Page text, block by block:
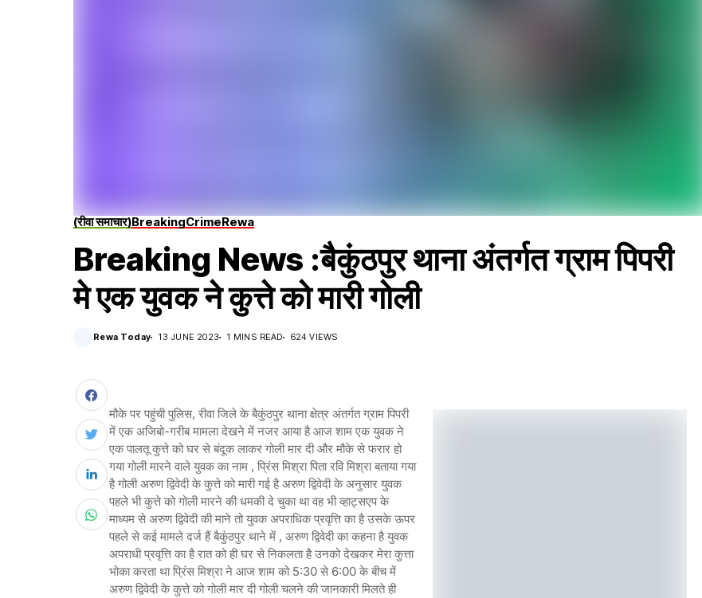
(रीवा समाचार)BreakingCrimeRewa
Breaking News :बैकुंठपुर थाना अंतर्गत ग्राम पिपरी
मे एक युवक ने कुत्ते को मारी गोली
Rewa Today 13 JUNE 2023 1 MINS READ 624 VIEWS
मौके पर पहुंची पुलिस, रीवा जिले के बैकुंठपुर थाना क्षेत्र अंतर्गत ग्राम पिपरी
में एक अजिबो-गरीब मामला देखने में नजर आया है आज शाम एक युवक ने
एक पालतू कुत्ते को घर से बंदूक लाकर गोली मार दी और मौके से फरार हो
गया गोली मारने वाले युवक का नाम , प्रिंस मिश्रा पिता रवि मिश्रा बताया गया
है गोली अरुण द्विवेदी के कुत्ते को मारी गई है अरुण द्विवेदी के अनुसार युवक
पहले भी कुत्ते को गोली मारने की धमकी दे चुका था वह भी व्हाट्सएप के
माध्यम से अरुण द्विवेदी की माने तो युवक अपराधिक प्रवृत्ति का है उसके ऊपर
पहले से कई मामले दर्ज हैं बैकुंठपुर थाने में , अरुण द्विवेदी का कहना है युवक
अपराधी प्रवृत्ति का है रात को ही घर से निकलता है उनको देखकर मेरा कुत्ता
भोका करता था प्रिंस मिश्रा ने आज शाम को 5:30 से 6:00 के बीच में
अरुण द्विवेदी के कुत्ते को गोली मार दी गोली चलने की जानकारी मिलते ही